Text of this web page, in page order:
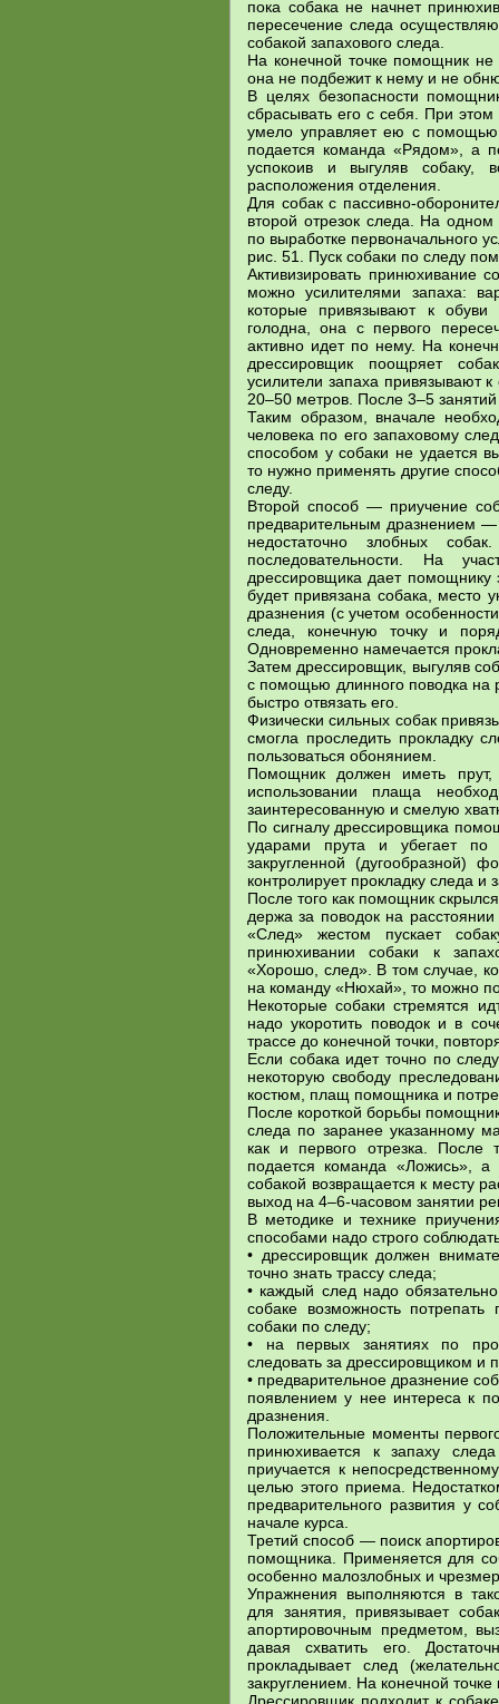
пока собака не начнет
пересечение следа
собакой запахового следа.
На конечной точке помощник не
она не подбежит к нему и не
В целях безопасности
сбрасывать его с себя. При
умело управляет ею с
подается команда «Рядом», а
успокоив и выгуляв собаку,
расположения отделения.
Для собак с пассивно-
второй отрезок следа. На
по выработке первоначального
рис. 51. Пуск собаки по следу
Активизировать принюхивание
можно усилителями запаха:
которые привязывают к
голодна, она с первого
активно идет по нему. На
дрессировщик поощряет
усилители запаха привязывают
20–50 метров. После 3–5
Таким образом, вначале
человека по его запаховому
способом у собаки не удается
то нужно применять другие
следу.
Второй способ — приучение
предварительным дразнением —
недостаточно злобных
последовательности. На
дрессировщика дает помощнику
будет привязана собака, место
дразнения (с учетом
следа, конечную точку и
Одновременно намечается
Затем дрессировщик, выгуляв
с помощью длинного поводка на
быстро отвязать его.
Физически сильных собак
смогла проследить прокладку
пользоваться обонянием.
Помощник должен иметь прут,
использовании плаща
заинтересованную и смелую
По сигналу дрессировщика
ударами прута и убегает по
закругленной (дугообразной)
контролирует прокладку следа и
После того как помощник
держа за поводок на
«След» жестом пускает
принюхивании собаки к
«Хорошо, след». В том случае,
на команду «Нюхай», то можно
Некоторые собаки стремятся
надо укоротить поводок и в
трассе до конечной точки,
Если собака идет точно по
некоторую свободу
костюм, плащ помощника и
После короткой борьбы
следа по заранее указанному
как и первого отрезка. После
подается команда «Ложись», а
собакой возвращается к месту
выход на 4–6-часовом занятии
В методике и технике
способами надо строго
• дрессировщик должен
точно знать трассу следа;
• каждый след надо
собаке возможность потрепать
собаки по следу;
• на первых занятиях по
следовать за дрессировщиком и
• предварительное дразнение
появлением у нее интереса к
дразнения.
Положительные моменты
принюхивается к запаху
приучается к
целью этого приема.
предварительного развития у
начале курса.
Третий способ — поиск
помощника. Применяется для
особенно малозлобных и
Упражнения выполняются в
для занятия, привязывает
апортировочным предметом,
давая схватить его.
прокладывает след
закруглением. На конечной